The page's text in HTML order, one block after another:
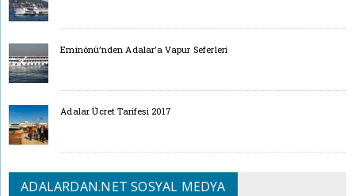
Eminönü’nden Adalar’a Vapur Seferleri
Adalar Ücret Tarifesi 2017
ADALARDAN.NET SOSYAL MEDYA